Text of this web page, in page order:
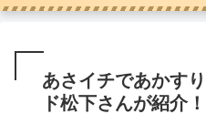
あさイチであかす
ド松下さんが紹介